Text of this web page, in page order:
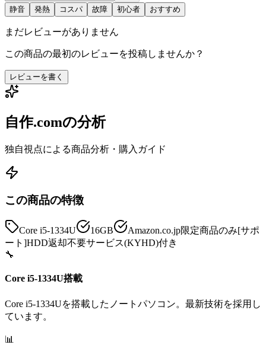
静音
発熱 コスパ 故障 初心者 おすすめ
まだレビューがありません
この商品の最初のレビューを投稿しませんか？
レビューを書く
自作.comの分析
独自視点による商品分析・購入ガイド
この商品の特徴
Core i5-1334U 16GB
Amazon.co.jp限定商品のみ[サポ
ート]HDD返却不要サービス(KYHD)付き
🔧
Core i5-1334U搭載
Core i5-1334Uを搭載したノートパソコン。最新技術を採用し
ています。
📊